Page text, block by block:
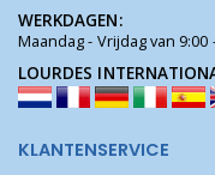
WERKDAGEN:
Maandag - Vrijdag van 9:00
LOURDES
KLANTENSERVICE